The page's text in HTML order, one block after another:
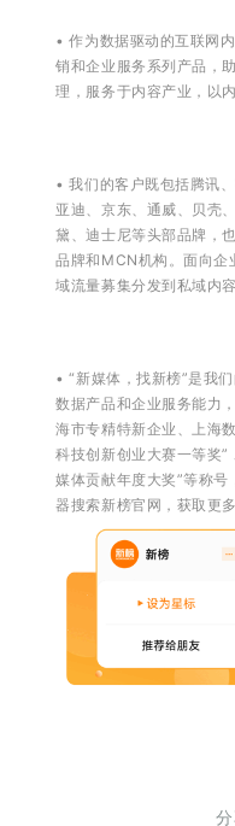
• 作为数据驱动的互联网
销和企业服务系列产品，
理，服务于内容产业，以
• 我们的客户既包括腾讯
亚迪、京东、通威、贝壳
黛、迪士尼等头部品牌，
品牌和MCN机构。面向企
域流量募集分发到私域内
• “新媒体，找新榜”是我
数据产品和企业服务能力
海市专精特新企业、上海
科技创新创业大赛一等奖”
媒体贡献年度大奖”等称号
器搜索新榜官网，获取更